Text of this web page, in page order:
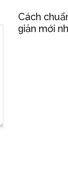
Cách
ɡiản mới